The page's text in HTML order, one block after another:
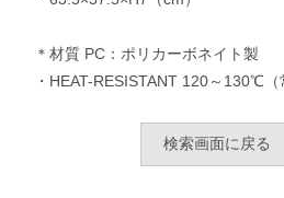
＊材質 PC：ポリカーボネイト製
・HEAT-RESISTANT 120～130℃（